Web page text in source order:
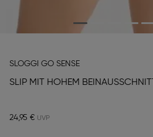
SLOGGI GO SENSE
SLIP MIT HOHEM BEINAUSSCHNITT
24,95 €